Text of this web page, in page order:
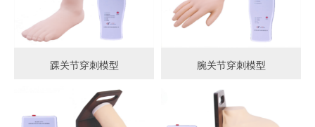
踝关节穿刺模型 腕关节穿刺模型